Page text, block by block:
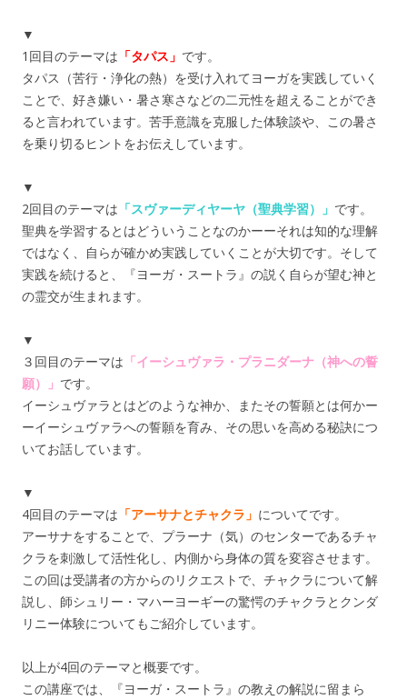
▼
1回目のテーマは 「タパス」 です。
タパス（苦行・浄化の熱）を受け入れてヨーガを実践していく
ことで、好き嫌い・暑さ寒さなどの二元性を超えることができ
ると言われています。苦手意識を克服した体験談や、この暑さ
を乗り切るヒントをお伝えしています。
▼
2回目のテーマは 「スヴァーディヤーヤ（聖典学習）」 です。
聖典を学習するとはどういうことなのかーーそれは知的な理解
ではなく、自らが確かめ実践していくことが大切です。そして
実践を続けると、『ヨーガ・スートラ』の説く自らが望む神と
の霊交が生まれます。
▼
３回目のテーマは 「イーシュヴァラ・プラニダーナ（神への誓
願）」 です。
イーシュヴァラとはどのような神か、またその誓願とは何かー
ーイーシュヴァラへの誓願を育み、その思いを高める秘訣につ
いてお話しています。
▼
4回目のテーマは 「アーサナとチャクラ」 についてです。
アーサナをすることで、プラーナ（気）のセンターであるチャ
クラを刺激して活性化し、内側から身体の質を変容させます。
この回は受講者の方からのリクエストで、チャクラについて解
説し、師シュリー・マハーヨーギーの驚愕のチャクラとクンダ
リニー体験についてもご紹介しています。
以上が4回のテーマと概要です。
この講座では、『ヨーガ・スートラ』の教えの解説に留まら